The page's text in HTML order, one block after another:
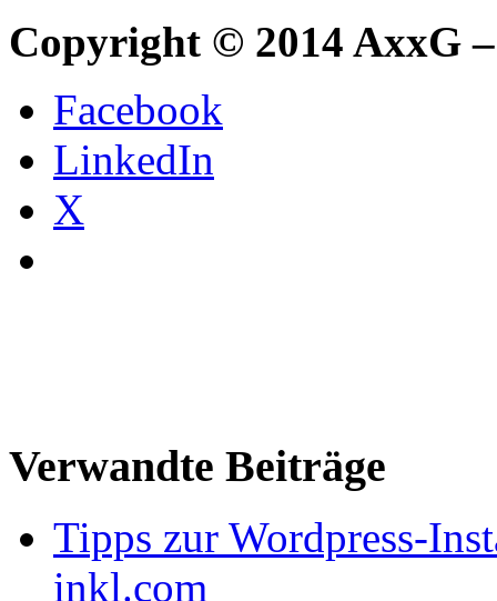
Copyright © 2014 AxxG
Facebook
LinkedIn
X
Verwandte Beiträge
Tipps zur Wordpress-
inkl.com